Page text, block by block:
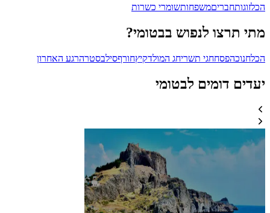
הכלזוגותחבריםמשפחותשומרי כשרות
מתי תרצו לנפוש בבטומי?
הכלחנוכהפסחחגי תשריחג המולדקיץחורףסילבסטרהרגע האחרון
יעדים דומים לבטומי